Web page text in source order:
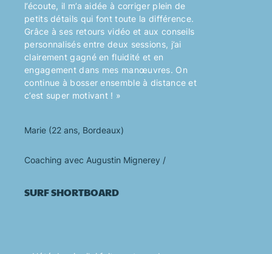
l’écoute, il m’a aidée à corriger plein de
petits détails qui font toute la différence.
Grâce à ses retours vidéo et aux conseils
personnalisés entre deux sessions, j’ai
clairement gagné en fluidité et en
engagement dans mes manœuvres. On
continue à bosser ensemble à distance et
c’est super motivant ! »
Marie (22 ans, Bordeaux)
Coaching avec Augustin Mignerey /
SURFSHORTBOARD